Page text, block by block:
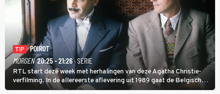
TIP
POIROT
MORGEN 20:25 - 21:26· SERIE
RTL start deze week met herhalingen van deze Agatha Christie-
verfilming. In de allereerste aflevering uit 1989 gaat de Belgische
speurder op zoek naar een vermiste kok. Poirot raakt al snel